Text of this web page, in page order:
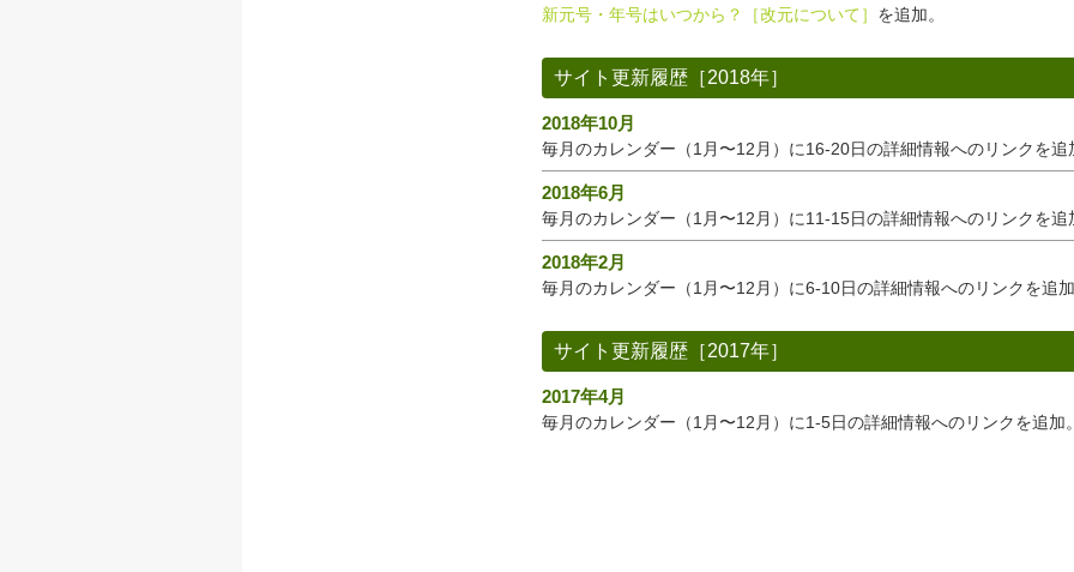
新元号・年号はいつから？［改元について］ を追加。
サイト更新履歴［2018年］
2018年10月
毎月のカレンダー（1月〜12月）に16-20日の詳細情報へのリンクを追
2018年6月
毎月のカレンダー（1月〜12月）に11-15日の詳細情報へのリンクを追
2018年2月
毎月のカレンダー（1月〜12月）に6-10日の詳細情報へのリンクを追加
サイト更新履歴［2017年］
2017年4月
毎月のカレンダー（1月〜12月）に1-5日の詳細情報へのリンクを追加。